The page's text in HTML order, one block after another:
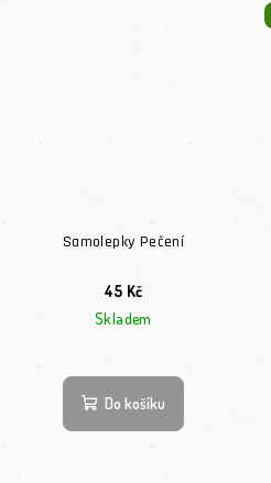
Samolepky Pečení
45 Kč
Skladem
Do košíku